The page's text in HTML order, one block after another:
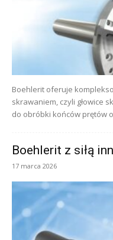
Boehlerit oferuje
skrawaniem, czyli głowice
do obróbki końców prętów
Boehlerit z siłą
17 marca 2026